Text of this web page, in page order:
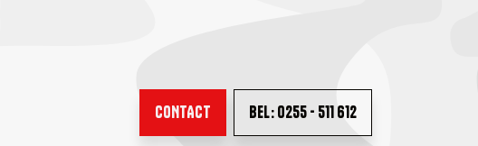
CONTACT BEL: 0255 - 511 612